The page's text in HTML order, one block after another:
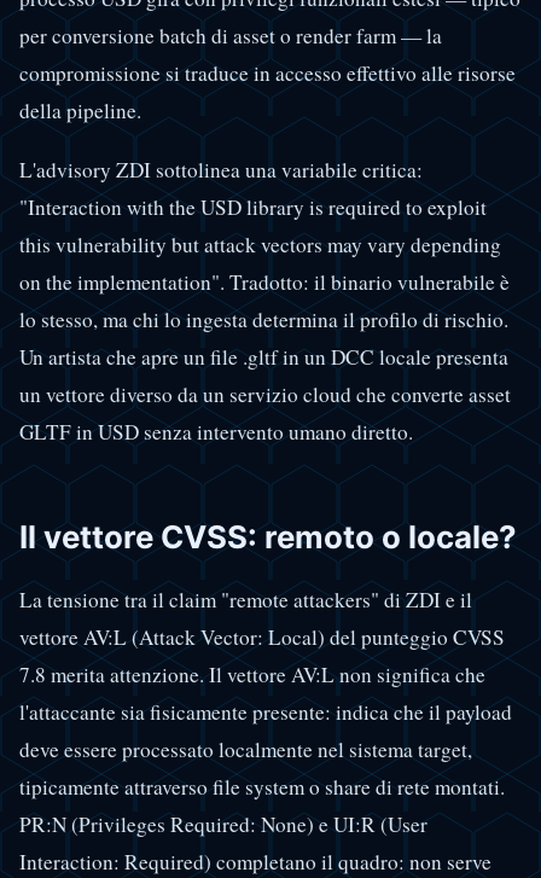
per conversione batch di asset o render farm — la
compromissione si traduce in accesso effettivo alle risorse
della pipeline.
L'advisory ZDI sottolinea una variabile critica:
"Interaction with the USD library is required to exploit
this vulnerability but attack vectors may vary depending
on the implementation". Tradotto: il binario vulnerabile è
lo stesso, ma chi lo ingesta determina il profilo di rischio.
Un artista che apre un file .gltf in un DCC locale presenta
un vettore diverso da un servizio cloud che converte asset
GLTF in USD senza intervento umano diretto.
Il vettore CVSS: remoto o locale?
La tensione tra il claim "remote attackers" di ZDI e il
vettore AV:L (Attack Vector: Local) del punteggio CVSS
7.8 merita attenzione. Il vettore AV:L non significa che
l'attaccante sia fisicamente presente: indica che il payload
deve essere processato localmente nel sistema target,
tipicamente attraverso file system o share di rete montati.
PR:N (Privileges Required: None) e UI:R (User
Interaction: Required) completano il quadro: non serve